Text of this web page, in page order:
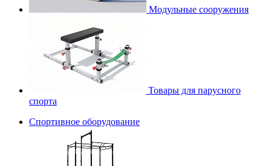
Модульные сооружения
Товары для парусного
спорта
Спортивное оборудование